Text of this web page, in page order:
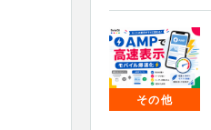
その他